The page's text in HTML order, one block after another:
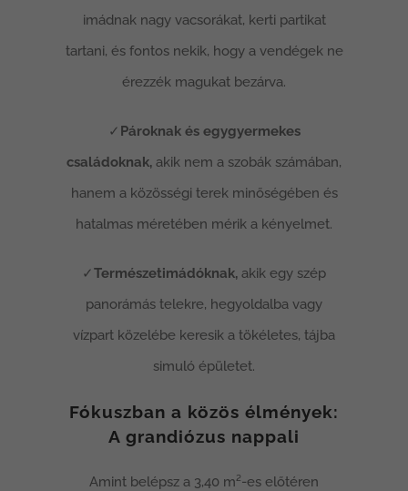
imádnak nagy vacsorákat, kerti partikat
tartani, és fontos nekik, hogy a vendégek ne
érezzék magukat bezárva.
✓ Pároknak és egygyermekes
családoknak, akik nem a szobák számában,
hanem a közösségi terek minőségében és
hatalmas méretében mérik a kényelmet.
✓Természetimádóknak, akik egy szép
panorámás telekre, hegyoldalba vagy
vízpart közelébe keresik a tökéletes, tájba
simuló épületet.
Fókuszban a közös élmények:
A grandiózus nappali
Amint belépsz a 3,40 m²-es előtéren